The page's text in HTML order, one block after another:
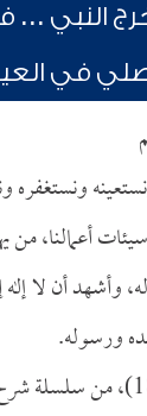
النبي ...
في
ونستغفره
أعمالنا، من
وأشهد أن لا
ورسوله.
رقم هذا الدرس: (188)،